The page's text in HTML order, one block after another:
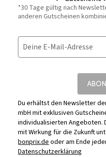
*30 Tage gültig nach
anderen Gutscheinen
Deine E-Mail-Adresse
Du erhältst den Newsletter
mbH mit exklusiven
individualisierten Angeboten.
mit Wirkung für die Zukunft
bonprix.deoder am Ende
Datenschutzerklärung